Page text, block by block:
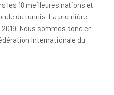
les 18 meilleures nations et
du tennis. La première
Nous sommes donc en
Internationale du